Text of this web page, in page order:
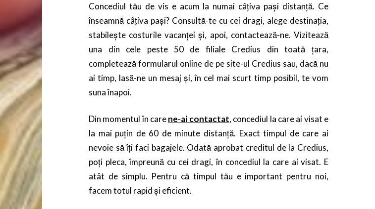
Concediul tău de vis e acum la numai câțiva pași distanță. Ce
înseamnă câțiva pași? Consultă-te cu cei dragi, alege destinația,
stabilește costurile vacanței și, apoi, contactează-ne. Vizitează
una din cele peste 50 de filiale Credius din toată țara,
completează formularul online de pe site-ul Credius sau, dacă nu
ai timp, lasă-ne un mesaj și, în cel mai scurt timp posibil, te vom
suna înapoi.
Din momentul în carene-ai contactat, concediul la care ai visat e
la mai puțin de 60 de minute distanță. Exact timpul de care ai
nevoie să îți faci bagajele. Odată aprobat creditul de la Credius,
poți pleca, împreună cu cei dragi, în concediul la care ai visat. E
atât de simplu. Pentru că timpul tău e important pentru noi,
facem totul rapid și eficient.